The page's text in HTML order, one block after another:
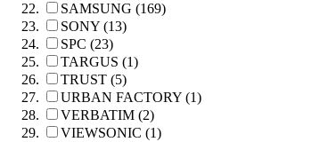
SAMSUNG (169)
SONY (13)
SPC (23)
TARGUS (1)
TRUST (5)
URBAN FACTORY (1)
VERBATIM (2)
VIEWSONIC (1)